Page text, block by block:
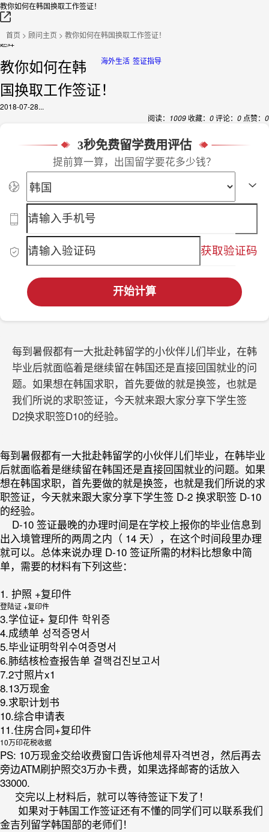
教你如何在韩国换取工作签证！
首页 > 顾问主页 > 教你如何在韩国换取工作签证！
赵辉
签证指导
海外生活
教你如何在韩
国换取工作签证！
2018-07-28...
阅读： 1009 收藏： 0评论： 0 点赞： 0
3秒免费留学费用评估
提前算一算，出国留学要花多少钱？
获取验证码
开始计算
每到暑假都有一大批赴韩留学的小伙伴儿们毕业，在韩
毕业后就面临着是继续留在韩国还是直接回国就业的问
题。如果想在韩国求职，首先要做的就是换签，也就是
我们所说的求职签证，今天就来跟大家分享下学生签
D2换求职签D10的经验。
每到暑假都有一大批赴韩留学的小伙伴儿们毕业，在韩毕业
后就面临着是继续留在韩国还是直接回国就业的问题。如果
想在韩国求职，首先要做的就是换签，也就是我们所说的求
职签证，今天就来跟大家分享下学生签 D-2 换求职签 D-10
的经验。
D-10 签证最晚的办理时间是在学校上报你的毕业信息到
出入境管理所的两周之内（ 14 天），在这个时间段里办理
就可以。总体来说办理 D-10 签证所需的材料比想象中简
单，需要的材料有下列这些：
1. 护照 +复印件
登陆证 +复印件
3.学位证+ 复印件 학위증
4.成绩单 성적증명서
5.毕业证明학위수여증명서
6.肺结核检查报告单 결핵검진보고서
7.2寸照片x1
8.13万现金
9.求职计划书
10.综合申请表
11.住房合同+复印件
10万印花税收据
PS: 10万现金交给收费窗口告诉他체류자격변경，然后再去
旁边ATM刷护照交3万办卡费，如果选择邮寄的话放入
33000.
交完以上材料后，就可以等待签证下发了！
如果对于韩国工作签证还有不懂的同学们可以联系我们
金吉列留学韩国部的老师们！